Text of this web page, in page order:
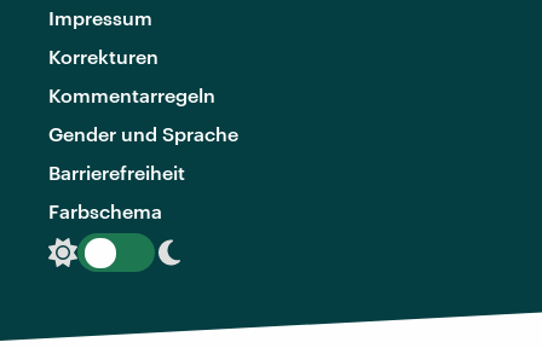
Impressum
Korrekturen
Kommentarregeln
Gender und Sprache
Barrierefreiheit
Farbschema